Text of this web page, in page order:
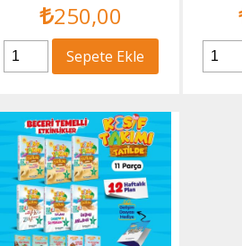
250,00
Sepete Ekle